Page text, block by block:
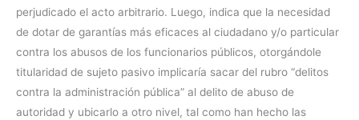
perjudicado el acto arbitrario. Luego, indica que la necesidad
de dotar de garantías más eficaces al ciudadano y/o particular
contra los abusos de los funcionarios públicos, otorgándole
titularidad de sujeto pasivo implicaría sacar del rubro “delitos
contra la administración pública” al delito de abuso de
autoridad y ubicarlo a otro nivel, tal como han hecho las